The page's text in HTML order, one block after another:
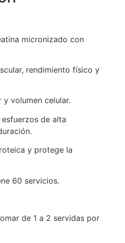
micronizado con
rendimiento físico y
y volumen celular.
de alta
y protege la
60 servicios.
de 1 a 2 servidas por